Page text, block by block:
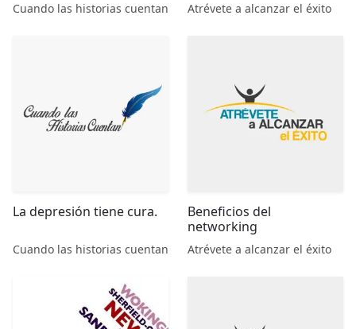
Cuando las historias cuentan Atrévete a alcanzar el éxito
La depresión tiene cura.
Cuando las historias cuentan
Beneficios del
networking
Atrévete a alcanzar el éxito